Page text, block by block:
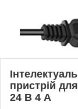
пристрій
24 В 4 А